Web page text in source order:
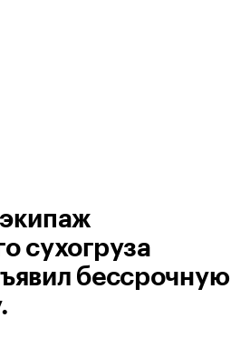
сухогруза
бессрочную